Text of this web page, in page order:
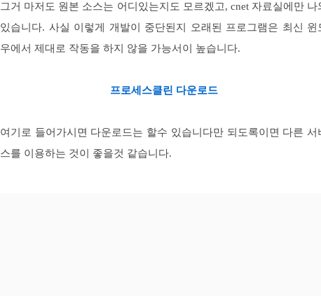
그거 마저도 원본 소스는 어디있는지도 모르겠고, cnet 자료실에만 나
있습니다. 사실 이렇게 개발이 중단된지 오래된 프로그램은 최신 윈
우에서 제대로 작동을 하지 않을 가능서이 높습니다.
프로세스클린 다운로드
여기로 들어가시면 다운로드는 할수 있습니다만 되도록이면 다른 서
스를 이용하는 것이 좋을것 같습니다.